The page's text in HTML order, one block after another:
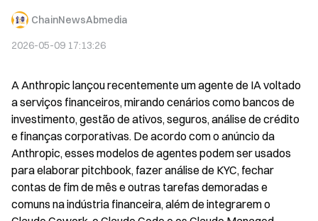
ChainNewsAbmedia
2026-05-09 17:13:26
A Anthropic lançou recentemente um agente de IA voltado
a serviços financeiros, mirando cenários como bancos de
investimento, gestão de ativos, seguros, análise de crédito
e finanças corporativas. De acordo com o anúncio da
Anthropic, esses modelos de agentes podem ser usados
para elaborar pitchbook, fazer análise de KYC, fechar
contas de fim de mês e outras tarefas demoradas e
comuns na indústria financeira, além de integrarem o